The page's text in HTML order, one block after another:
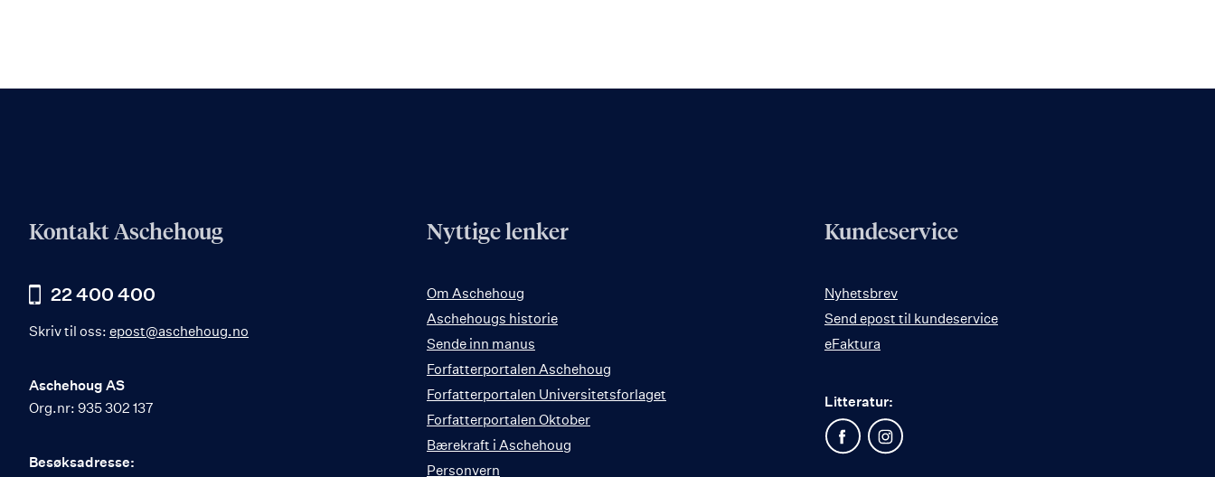
Kontakt Aschehoug
22 400 400
Skriv til oss: epost@aschehoug.no
Aschehoug AS
Org.nr: 935 302 137
Besøksadresse:
Nyttige lenker
Om Aschehoug
Aschehougs historie
Sende inn manus
Forfatterportalen Aschehoug
Forfatterportalen Universitetsforlaget
Forfatterportalen Oktober
Bærekraft i Aschehoug
Personvern
Kundeservice
Nyhetsbrev
Send epost til kundeservice
eFaktura
Litteratur: